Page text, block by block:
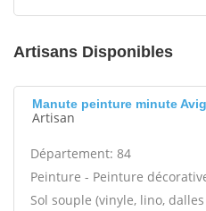
Artisans Disponibles
Manute peinture minute
Artisan
Département: 84
Peinture - Peinture
Sol souple (vinyle, lino, dalles